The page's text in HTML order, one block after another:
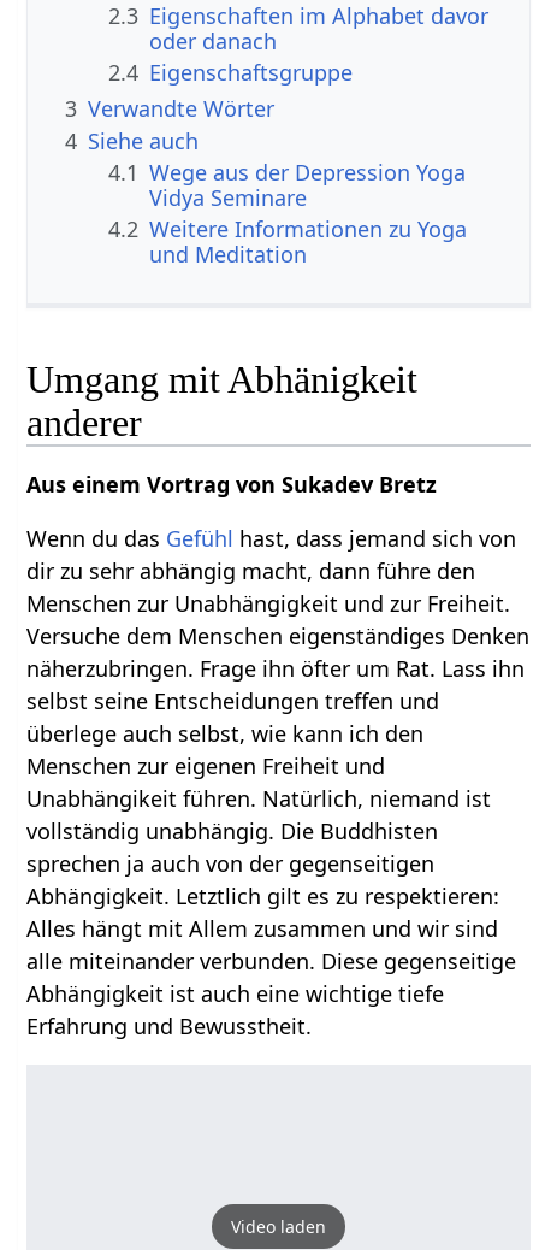
2.3 Eigenschaften im Alphabet davor
oder danach
2.4 Eigenschaftsgruppe
3 Verwandte Wörter
4 Siehe auch
4.1 Wege aus der Depression Yoga
Vidya Seminare
4.2 Weitere Informationen zu Yoga
und Meditation
Umgang mit Abhänigkeit
anderer
Aus einem Vortrag von Sukadev Bretz
Wenn du das Gefühl hast, dass jemand sich von
dir zu sehr abhängig macht, dann führe den
Menschen zur Unabhängigkeit und zur Freiheit.
Versuche dem Menschen eigenständiges Denken
näherzubringen. Frage ihn öfter um Rat. Lass ihn
selbst seine Entscheidungen treffen und
überlege auch selbst, wie kann ich den
Menschen zur eigenen Freiheit und
Unabhängikeit führen. Natürlich, niemand ist
vollständig unabhängig. Die Buddhisten
sprechen ja auch von der gegenseitigen
Abhängigkeit. Letztlich gilt es zu respektieren:
Alles hängt mit Allem zusammen und wir sind
alle miteinander verbunden. Diese gegenseitige
Abhängigkeit ist auch eine wichtige tiefe
Erfahrung und Bewusstheit.
Video laden